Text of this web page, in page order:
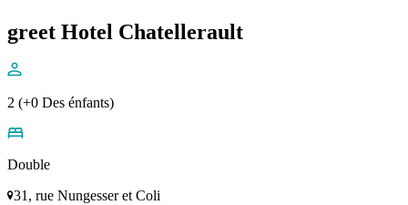
greet Hotel Chatellerault
2 (+0 Des énfants)
Double
31, rue Nungesser et Coli